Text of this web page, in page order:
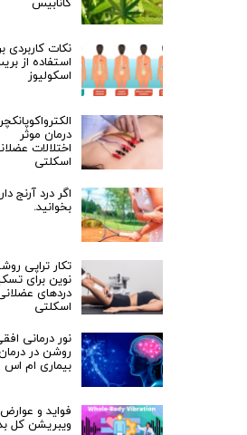
کانابیس
نکات کاربردی
استفاده از
اسکولیوز
الکترواکوپانکچر
درمان موثر
اختلالات
اسکلتی
اگر درد آرنج
بخوانید.
تکار تراپی
نوین برای
دردهای
اسکلتی
نور درمانی
روشن در
بیماری ام اس
فواید و عوارض
ویبریشن کل